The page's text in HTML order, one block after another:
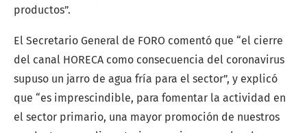
productos”.
El Secretario General de FORO comentó que “el cierre
del canal HORECA como consecuencia del coronavirus
supuso un jarro de agua fría para el sector”, y explicó
que “es imprescindible, para fomentar la actividad en
el sector primario, una mayor promoción de nuestros